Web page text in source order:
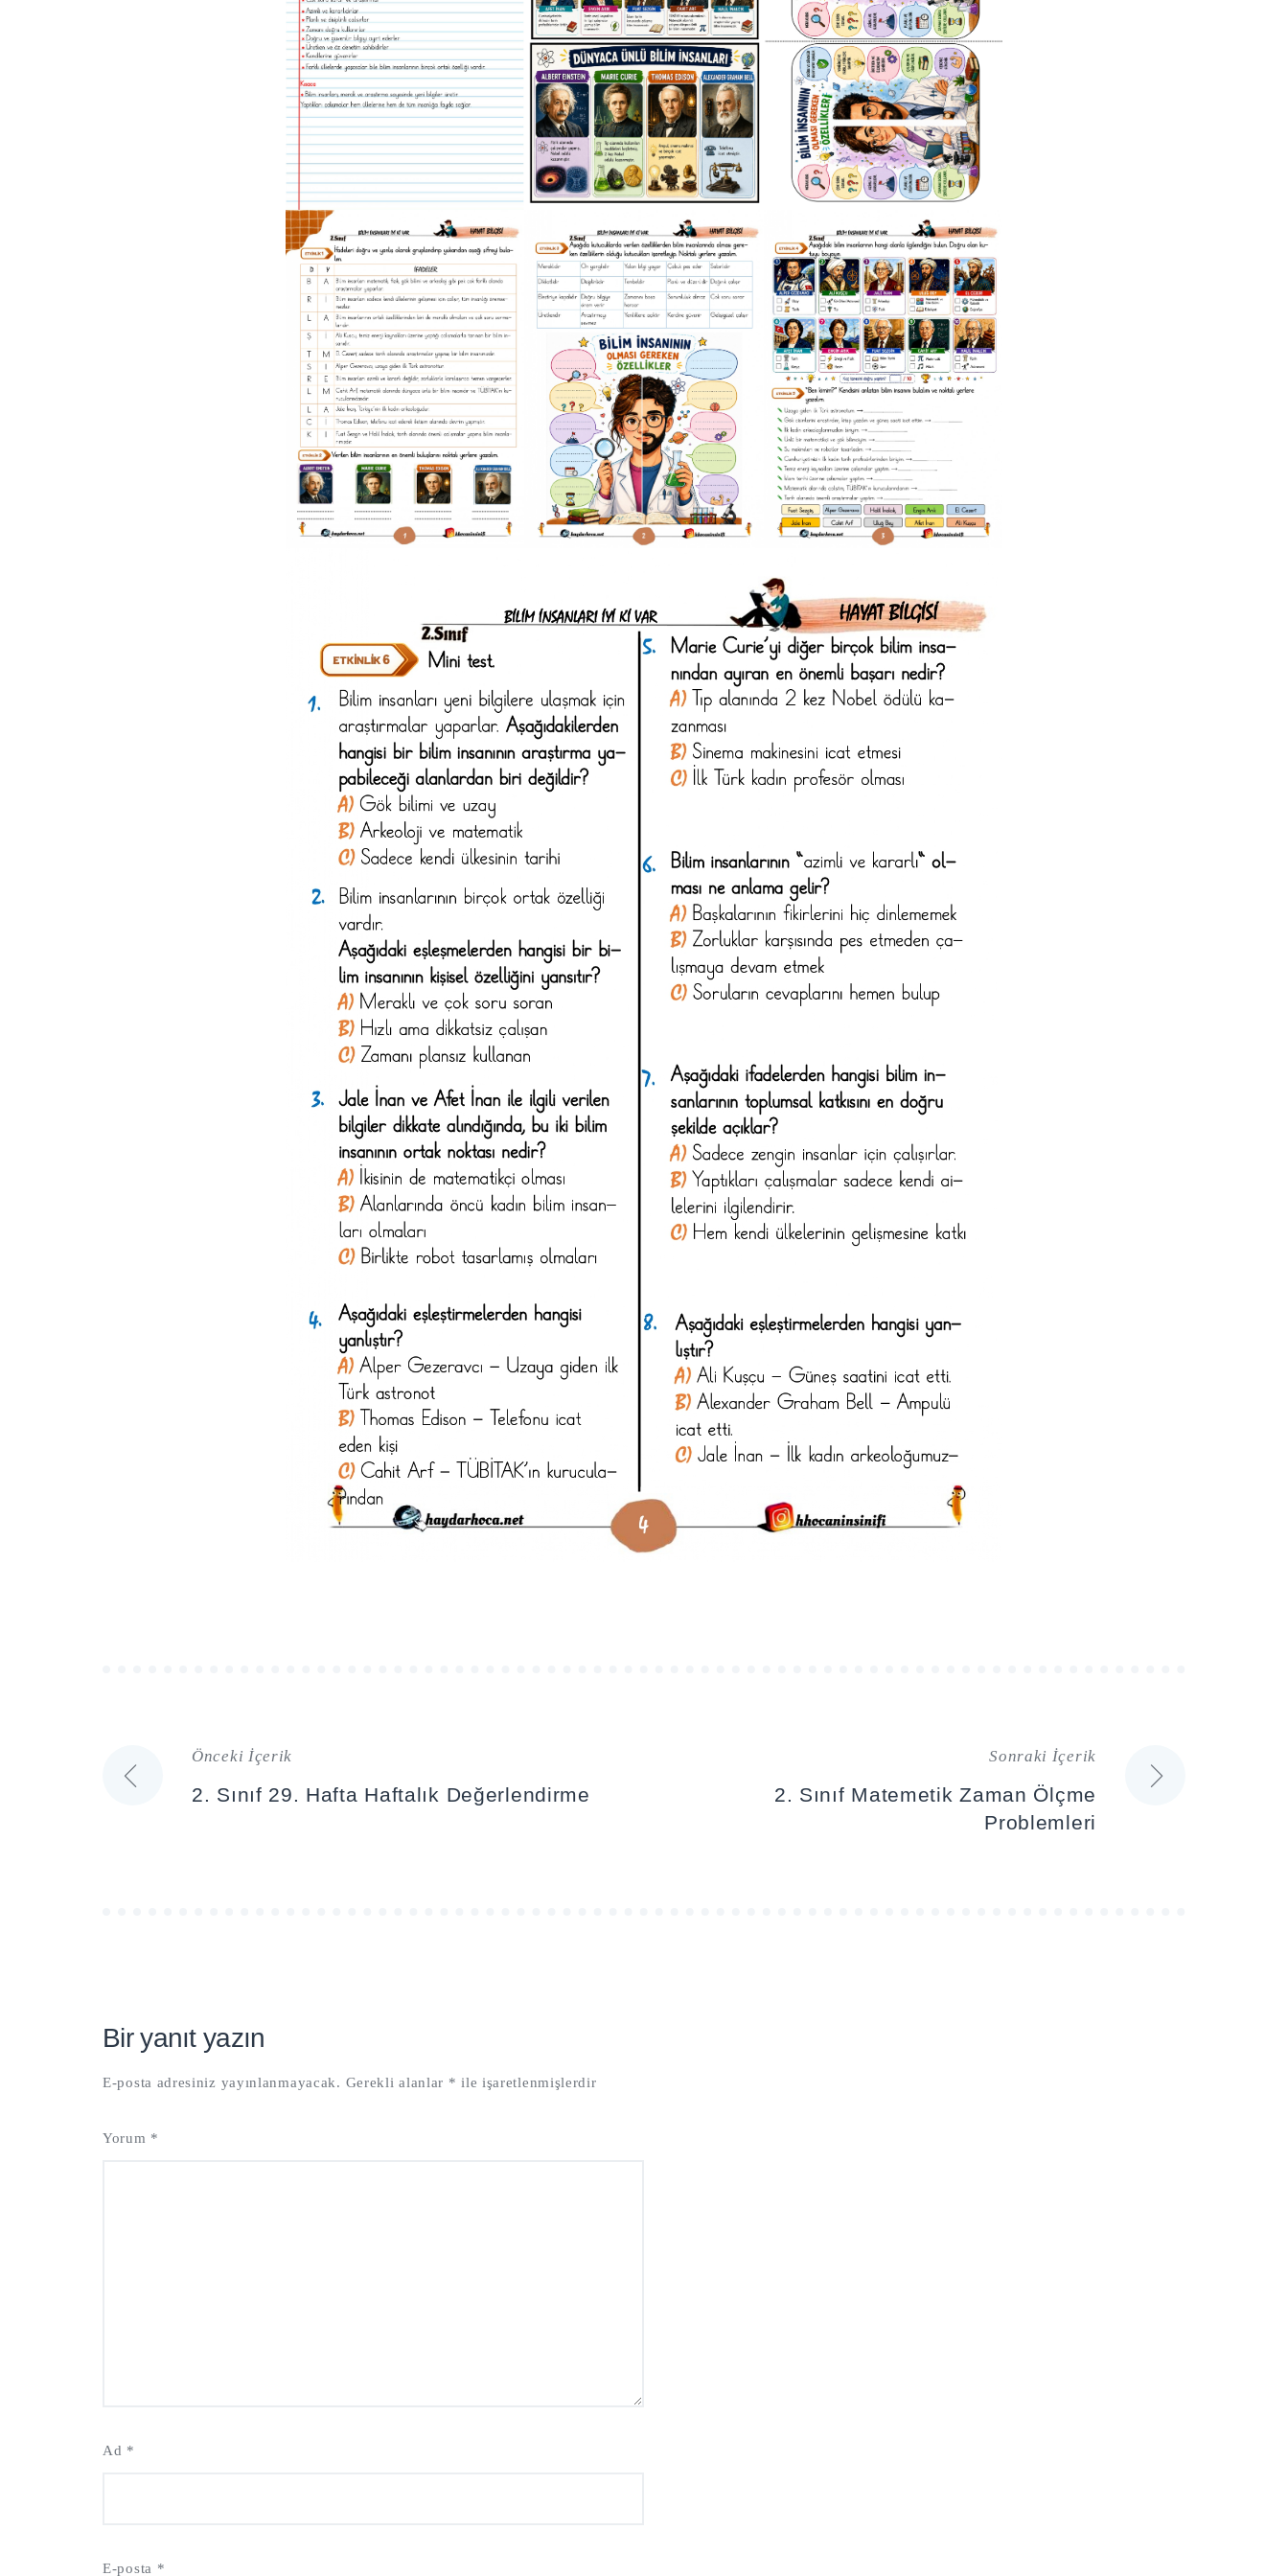
Yazı
Önceki İçerik
2. Sınıf 29. Hafta Haftalık Değerlendirme
Sonraki İçerik
2. Sınıf Matemetik Zaman Ölçme
Problemleri
Bir yanıt yazın
E-posta adresiniz yayınlanmayacak. Gerekli alanlar * ile işaretlenmişlerdir
Yorum *
Ad *
E-posta *